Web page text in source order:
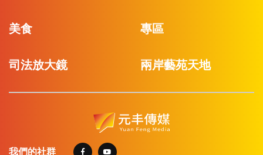
美食 專區
司法放大鏡 兩岸藝苑天地
我們的社群